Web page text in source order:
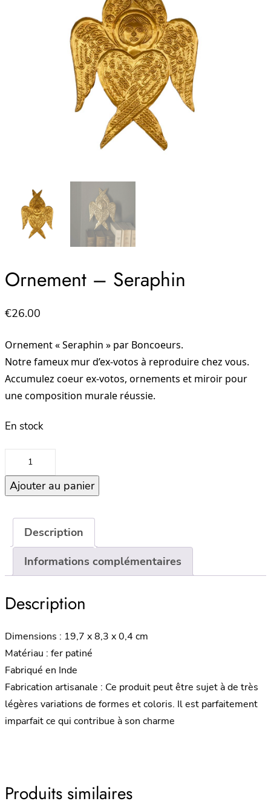
Ornement – Seraphin
€26.00
Ornement « Seraphin » par Boncoeurs.
Notre fameux mur d’ex-votos à reproduire chez vous.
Accumulez coeur ex-votos, ornements et miroir pour
une composition murale réussie.
En stock
quantité
Ornement
Seraphin
Ajouter au panier
Description
Informations complémentaires
Description
Dimensions : 19,7 x 8,3 x 0,4 cm
Matériau : fer patiné
Fabriqué en Inde
Fabrication artisanale : Ce produit peut être sujet à de très
légères variations de formes et coloris. Il est parfaitement
imparfait ce qui contribue à son charme
Produits similaires